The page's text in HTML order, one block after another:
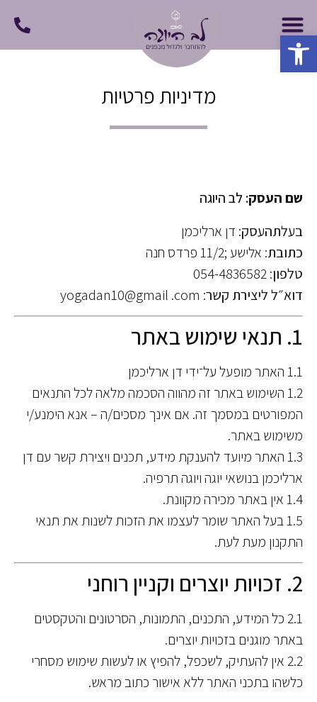
פתח סרגל נגישות
מדיניות פרטיות
שם העסק: לב היוגה
בעלתהעסק: דן ארליכמן
כתובת: אלישע ;11/2 פרדס חנה
טלפון: 054-4836582
דוא״ל ליצירת קשר: yogadan10@gmail .com
1. תנאי שימוש באתר
1.1 האתר מופעל על־ידי דן ארליכמן
1.2 השימוש באתר זה מהווה הסכמה מלאה לכל התנאים
המפורטים במסמך זה. אם אינך מסכים/ה – אנא הימנע/י
משימוש באתר.
1.3 האתר מיועד להענקת מידע, תכנים ויצירת קשר עם דן
ארליכמן בנושאי יוגה ויוגה תרפיה.
1.4 אין באתר מכירה מקוונת.
1.5 בעל האתר שומר לעצמו את הזכות לשנות את תנאי
התקנון מעת לעת.
2. זכויות יוצרים וקניין רוחני
2.1 כל המידע, התכנים, התמונות, הסרטונים והטקסטים
באתר מוגנים בזכויות יוצרים.
2.2 אין להעתיק, לשכפל, להפיץ או לעשות שימוש מסחרי
כלשהו בתכני האתר ללא אישור כתוב מראש.